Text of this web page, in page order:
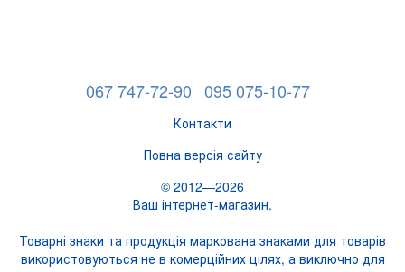
067 747-72-90 095 075-10-77
Контакти
Повна версія сайту
© 2012—2026
Ваш інтернет-магазин.
Товарні знаки та продукція маркована знаками для товарів
використовуються не в комерційних цілях, а виключно для